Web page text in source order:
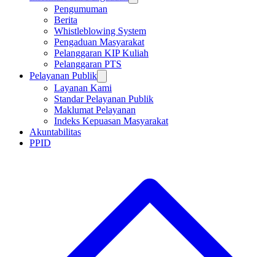
Pengumuman
Berita
Whistleblowing System
Pengaduan Masyarakat
Pelanggaran KIP Kuliah
Pelanggaran PTS
Pelayanan Publik
Layanan Kami
Standar Pelayanan Publik
Maklumat Pelayanan
Indeks Kepuasan Masyarakat
Akuntabilitas
PPID